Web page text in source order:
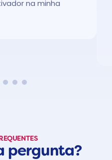
na minha
pergunta?